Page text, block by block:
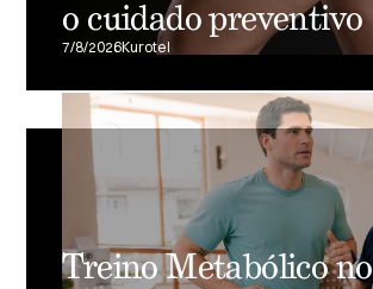
o cuidado preventivo
7/8/2026Kurotel
Treino Metabólico no